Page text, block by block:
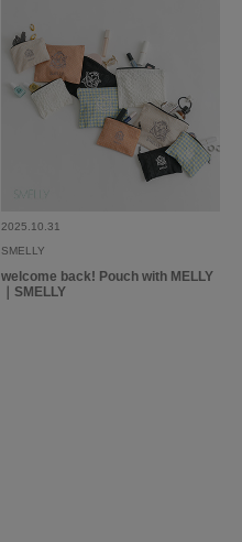
2025.10.31
SMELLY
welcome back! Pouch with MELLY
｜SMELLY